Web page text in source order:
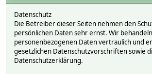
Datenschutz
Die Betreiber dieser Seiten nehmen den
persönlichen Daten sehr ernst. Wir
personenbezogenen Daten vertraulich und
gesetzlichen Datenschutzvorschriften sowie
Datenschutzerklärung.